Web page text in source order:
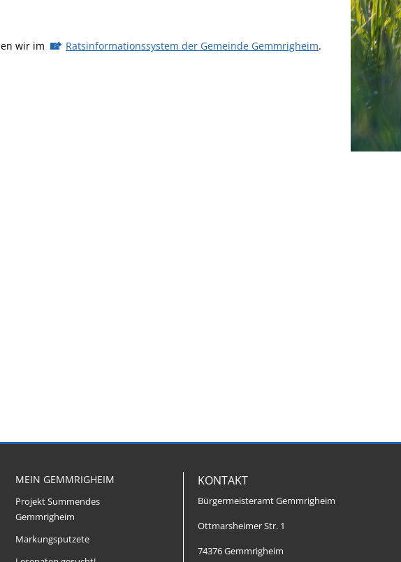
wir im Ratsinformationssystem der Gemeinde Gemmrigheim.
MEIN GEMMRIGHEIM
Projekt Summendes
Gemmrigheim
Markungsputzete
KONTAKT
Bürgermeisteramt Gemmrigheim
Ottmarsheimer Str. 1
74376 Gemmrigheim